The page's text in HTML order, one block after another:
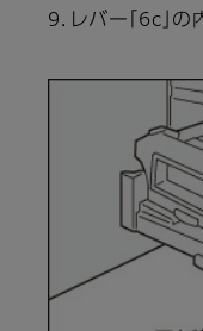
9．レバー「6c」